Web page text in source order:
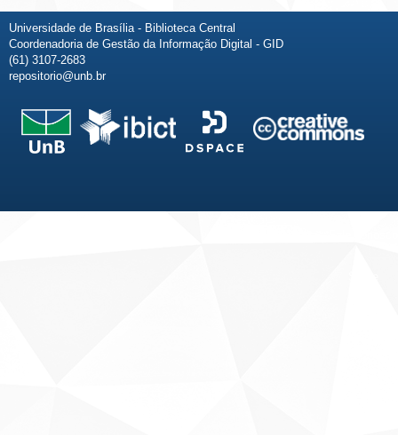
Universidade de Brasília - Biblioteca Central
Coordenadoria de Gestão da Informação Digital - GID
(61) 3107-2683
repositorio@unb.br